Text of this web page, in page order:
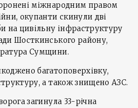
міжнародним правом
окупанти скинули дві
на цивільну інфраструктуру
Шосткинського району,
Сумщини.
багатоповерхівку,
а також знищено АЗС.
загинула 33-річна